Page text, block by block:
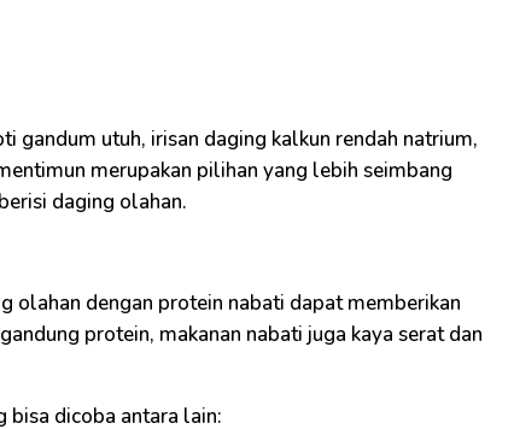
gandum utuh, irisan daging kalkun rendah natrium,
merupakan pilihan yang lebih seimbang
daging olahan.
olahan dengan protein nabati dapat memberikan
protein, makanan nabati juga kaya serat dan
bisa dicoba antara lain: